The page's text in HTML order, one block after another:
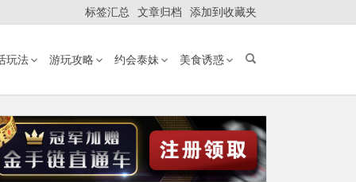
标签汇总 文章归档 添加到收藏夹
玩法 游玩攻略 约会泰妹 美食诱惑